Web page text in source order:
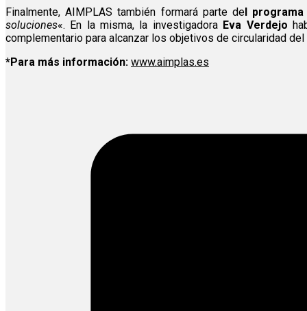
Finalmente, AIMPLAS también formará parte de l
soluciones«. En la misma, la investigadora Eva Verdejo
complementario para alcanzar los objetivos de circularidad del
*Para más información: www.aimplas.es